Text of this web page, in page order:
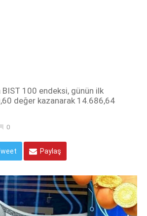
100 endeksi, günün ilk
değer kazanarak 14.686,64
0
Paylaş